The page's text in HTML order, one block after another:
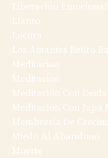
Liberación Emocional
Llanto
Locura
Los Amantes Retiro
Meditacion
Meditación
Meditación Con
Meditación Con Japa
Membresía De
Miedo Al Abandono
Muerte